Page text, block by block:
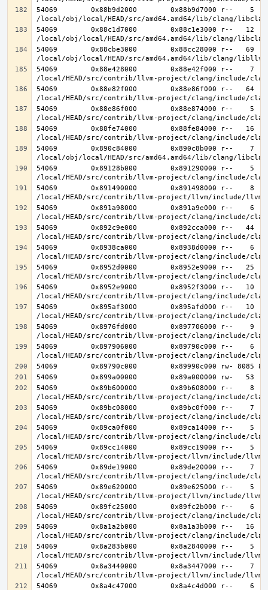
54069        0x88b9d2000        0x88b9d7000 r--    5
54069        0x88c1d7000        0x88c1e3000 r--   12
54069        0x88cbe3000        0x88cc28000 r--   69
54069        0x88e428000        0x88e42f000 r--    7
54069        0x88e82f000        0x88e86f000 r--   64
54069        0x88e86f000        0x88e874000 r--    5
54069        0x88fe74000        0x88fe84000 r--   16
54069        0x890c84000        0x890c8b000 r--    7
54069        0x89128b000        0x891290000 r--    5
54069        0x891490000        0x891498000 r--    8
54069        0x891a98000        0x891a9e000 r--    6
54069        0x892c9e000        0x892cca000 r--   44
54069        0x8938ca000        0x8938d0000 r--    6
54069        0x8952d0000        0x8952e9000 r--   25
54069        0x8952e9000        0x8952f3000 r--   10
54069        0x895af3000        0x895afd000 r--   10
54069        0x8976fd000        0x897706000 r--    9
54069        0x897906000        0x89790c000 r--    6
54069        0x89b600000        0x89b608000 r--    8
54069        0x89bc08000        0x89bc0f000 r--    7
54069        0x89ca0f000        0x89ca14000 r--    5
54069        0x89cc14000        0x89cc19000 r--    5
54069        0x89de19000        0x89de20000 r--    7
54069        0x89e620000        0x89e625000 r--    5
54069        0x89fc25000        0x89fc2b000 r--    6
54069        0x8a1a2b000        0x8a1a3b000 r--   16
54069        0x8a283b000        0x8a2840000 r--    5
54069        0x8a3440000        0x8a3447000 r--    7
54069        0x8a4c47000        0x8a4c4d000 r--    6